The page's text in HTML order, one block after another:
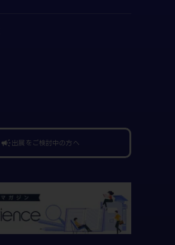
campaign出展をご検討中の方へ